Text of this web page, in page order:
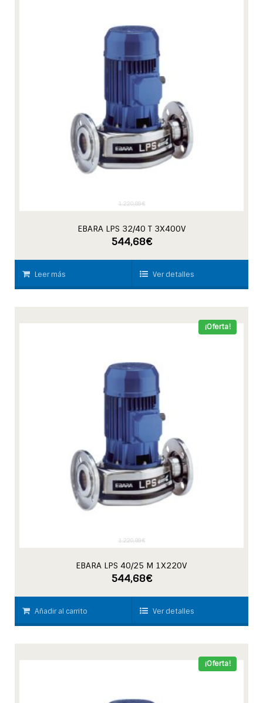
EBARA LPS 32/40 T 3X400V
1.220,89€
544,68€
Leer más Ver detalles
¡Oferta!
EBARA LPS 40/25 M 1X220V
1.220,89€
544,68€
Añadir al carrito Ver detalles
¡Oferta!